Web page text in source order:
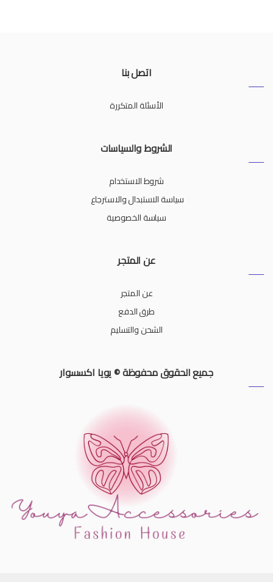
اتصل بنا
الأسئلة المتكررة
الشروط والسياسات
شروط الاستخدام
سياسة الاستبدال والاسترجاع
سياسة الخصوصية
عن المتجر
عن المتجر
طرق الدفع
الشحن والتسليم
جميع الحقوق محفوظة © يويا اكسسوار